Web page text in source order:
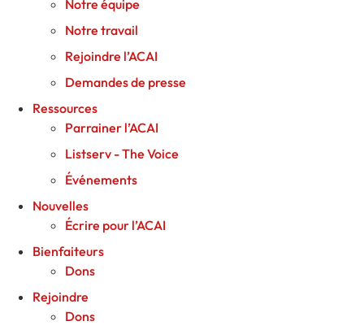
Notre équipe
Notre travail
Rejoindre l’ACAI
Demandes de presse
Ressources
Parrainer l’ACAI
Listserv - The Voice
Événements
Nouvelles
Écrire pour l’ACAI
Bienfaiteurs
Dons
Rejoindre
Dons